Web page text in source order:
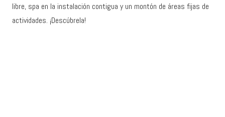
libre, spa en la instalación contigua y un montón de áreas fijas de
actividades. ¡Descúbrela!